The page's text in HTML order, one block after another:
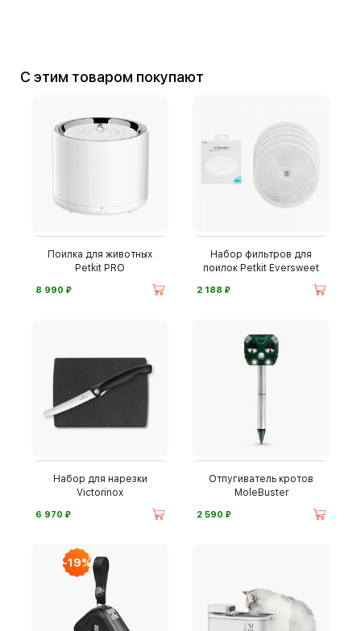
С этим товаром покупают
Поилка для животных
Petkit PRO
8 990 ⃏
Набор фильтров для
поилок Petkit Eversweet
2 188 ⃏
Набор для нарезки
Victorinox
6 970 ⃏
Отпугиватель кротов
MoleBuster
2 590 ⃏
-19%